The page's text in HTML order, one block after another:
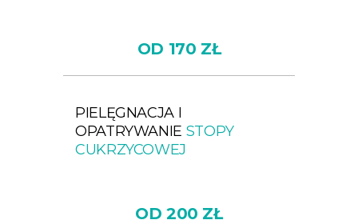
OD 170 ZŁ
PIELĘGNACJA I
OPATRYWANIE STOPY
CUKRZYCOWEJ
OD 200 ZŁ